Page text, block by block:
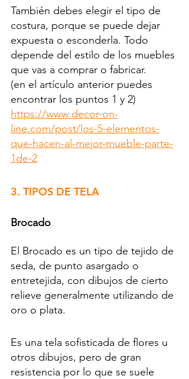
También debes elegir el tipo de
costura, porque se puede dejar
expuesta o esconderla. Todo
depende del estilo de los muebles
que vas a comprar o fabricar.
(en el artículo anterior puedes
encontrar los puntos 1 y 2)
https://www.decor-on-
line.com/post/los-5-elementos-
que-hacen-al-mejor-mueble-parte-
1de-2
3. TIPOS DE TELA
Brocado
El Brocado es un tipo de tejido de
seda, de punto asargado o
entretejida, con dibujos de cierto
relieve generalmente utilizando de
oro o plata.
Es una tela sofisticada de flores u
otros dibujos, pero de gran
resistencia por lo que se suele